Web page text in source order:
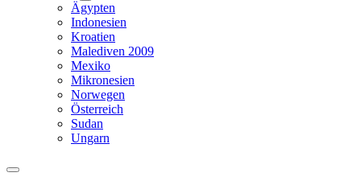
Ägypten
Indonesien
Kroatien
Malediven 2009
Mexiko
Mikronesien
Norwegen
Österreich
Sudan
Ungarn